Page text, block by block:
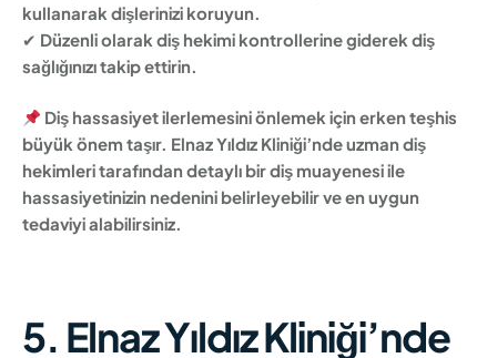
kullanarak dişlerinizi koruyun.
✔ Düzenli olarak diş hekimi kontrollerine giderek diş
sağlığınızı takip ettirin.
Diş hassasiyet ilerlemesini önlemek için erken teşhis
büyük önem taşır. Elnaz Yıldız Kliniği’nde uzman diş
hekimleri tarafından detaylı bir diş muayenesi ile
hassasiyetinizin nedenini belirleyebilir ve en uygun
tedaviyi alabilirsiniz.
5. Elnaz Yıldız Kliniği’nde